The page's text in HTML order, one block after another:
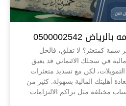
0500002542
كمتعثر؟ لا تقلق، فالحل
في سجلك الائتماني قد يعيق
لكن مع تسديد متعثرات
أهليتك المالية بسهولة. كثير من
مختلفة مثل تراكم الالتزامات